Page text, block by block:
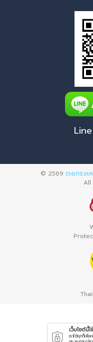
© 2569 ตะแกรง
All
เว็บไซต์นี้
เราใช้คุกกี้เพื่อ